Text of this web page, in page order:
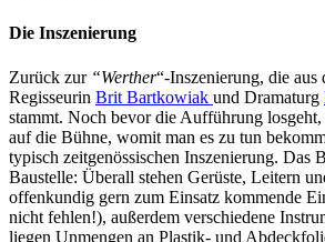
Die Inszenierung
Zurück zur“Werther“-Inszenierung, die aus
Regisseurin Brit Bartkowiak und Dramaturg
stammt. Noch bevor die Aufführung
auf die Bühne, womit man es zu tun
typisch zeitgenössischen Inszenierung. Das
Baustelle: Überall stehen Gerüste, Leitern
offenkundig gern zum Einsatz kommende
nicht fehlen!), außerdem verschiedene
liegen Unmengen an Plastik- und